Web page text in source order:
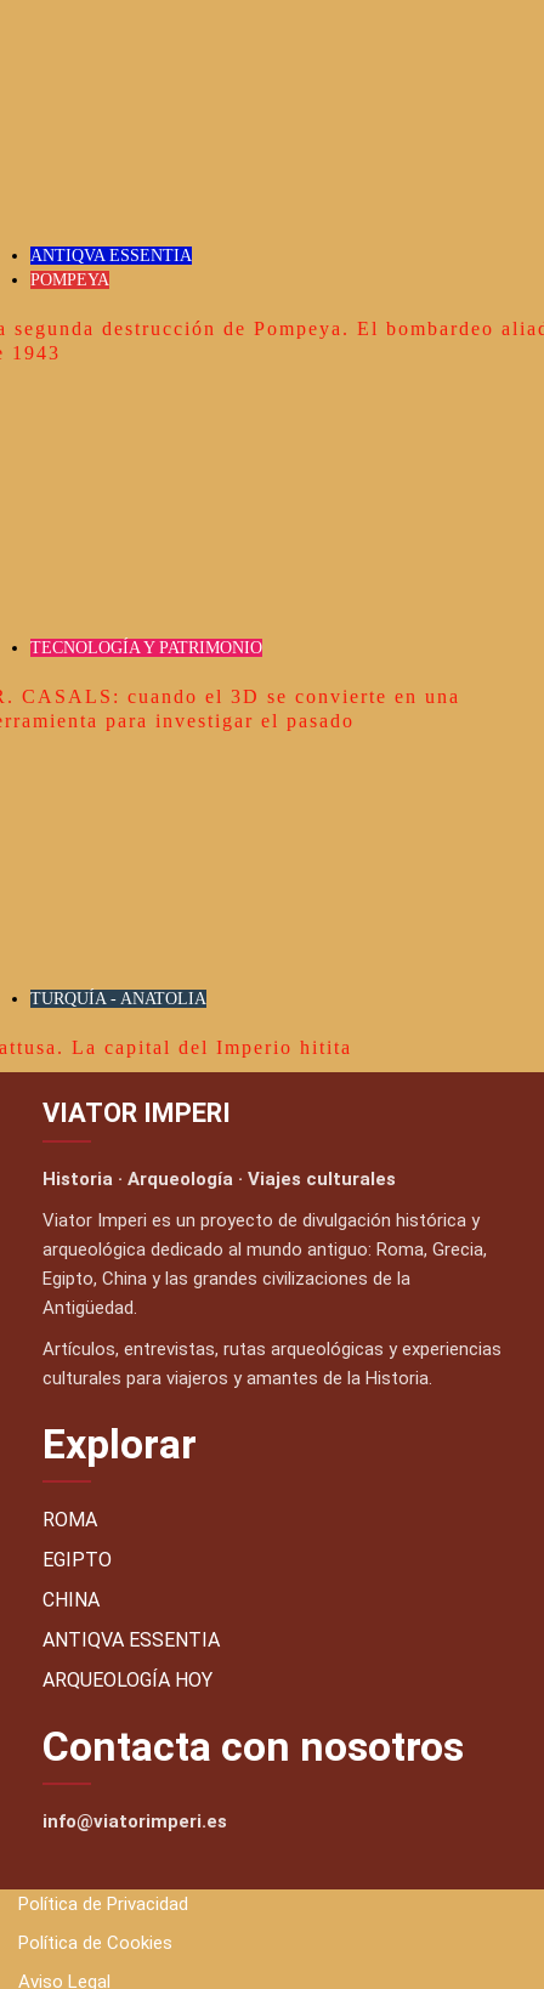
ANTIQVA ESSENTIA
POMPEYA
segunda destrucción de Pompeya. El bombardeo
1943
TECNOLOGÍA Y PATRIMONIO
CASALS: cuando el 3D se convierte en una
para investigar el pasado
TURQUÍA - ANATOLIA
La capital del Imperio hitita
VIATOR IMPERI
Historia · Arqueología · Viajes culturales
Viator Imperi es un proyecto de divulgación histórica y
arqueológica dedicado al mundo antiguo: Roma, Grecia,
Egipto, China y las grandes civilizaciones de la
Antigüedad.
Artículos, entrevistas, rutas arqueológicas y experiencias
culturales para viajeros y amantes de la Historia.
Explorar
ROMA
EGIPTO
CHINA
ANTIQVA ESSENTIA
ARQUEOLOGÍA HOY
Contacta con nosotros
info@viatorimperi.es
Política de Privacidad
Política de Cookies
Aviso Legal